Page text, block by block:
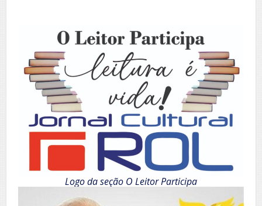
Logo da seção O Leitor Participa